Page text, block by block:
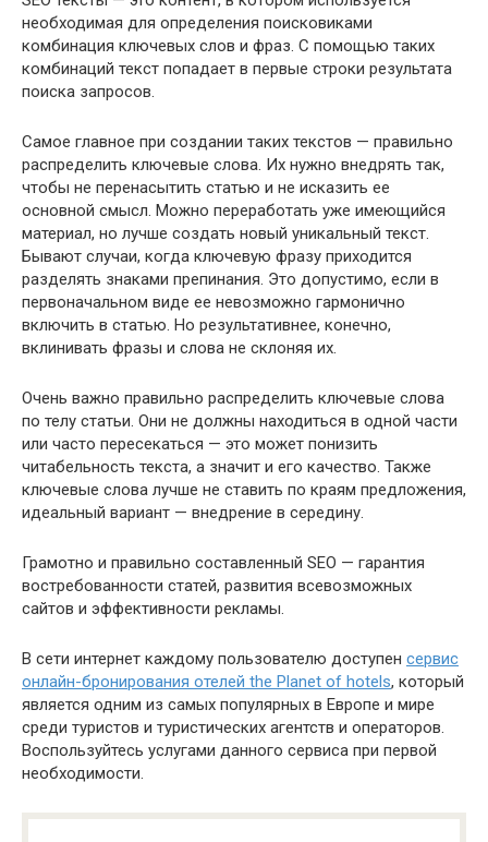
необходимая для определения поисковиками
комбинация ключевых слов и фраз. С помощью таких
комбинаций текст попадает в первые строки результата
поиска запросов.
Самое главное при создании таких текстов — правильно
распределить ключевые слова. Их нужно внедрять так,
чтобы не перенасытить статью и не исказить ее
основной смысл. Можно переработать уже имеющийся
материал, но лучше создать новый уникальный текст.
Бывают случаи, когда ключевую фразу приходится
разделять знаками препинания. Это допустимо, если в
первоначальном виде ее невозможно гармонично
включить в статью. Но результативнее, конечно,
вклинивать фразы и слова не склоняя их.
Очень важно правильно распределить ключевые слова
по телу статьи. Они не должны находиться в одной части
или часто пересекаться — это может понизить
читабельность текста, а значит и его качество. Также
ключевые слова лучше не ставить по краям предложения,
идеальный вариант — внедрение в середину.
Грамотно и правильно составленный SEO — гарантия
востребованности статей, развития всевозможных
сайтов и эффективности рекламы.
В сети интернет каждому пользователю доступен сервис
онлайн-бронирования отелей the Planet of hotels, который
является одним из самых популярных в Европе и мире
среди туристов и туристических агентств и операторов.
Воспользуйтесь услугами данного сервиса при первой
необходимости.